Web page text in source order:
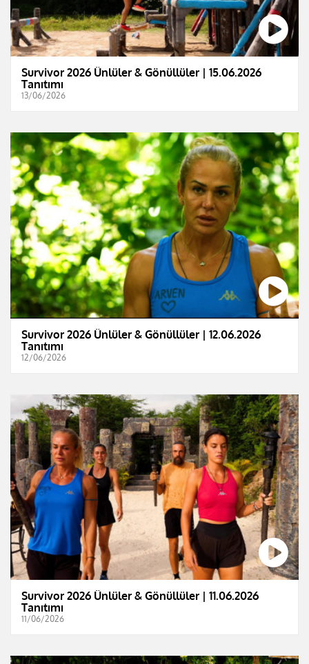
Survivor 2026 Ünlüler & Gönüllüler | 15.06.2026
Tanıtımı
13/06/2026
Survivor 2026 Ünlüler & Gönüllüler | 12.06.2026
Tanıtımı
12/06/2026
Survivor 2026 Ünlüler & Gönüllüler | 11.06.2026
Tanıtımı
11/06/2026